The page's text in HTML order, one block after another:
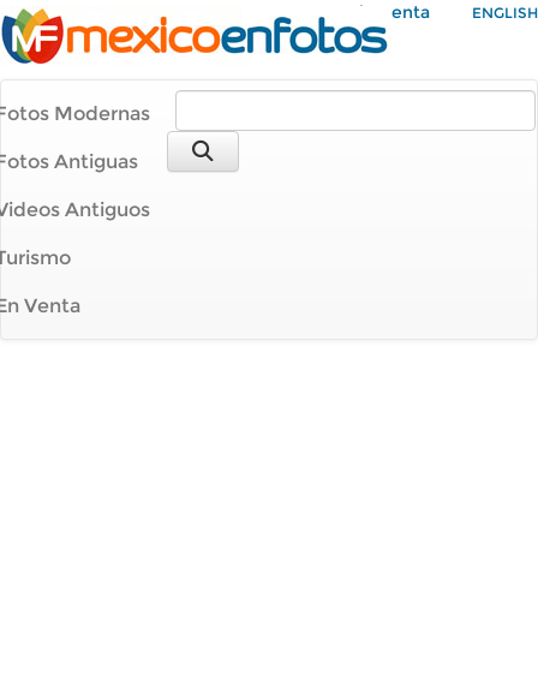
Mi Cuenta ENGLISH
Modernas
Antiguas
Antiguos
Venta